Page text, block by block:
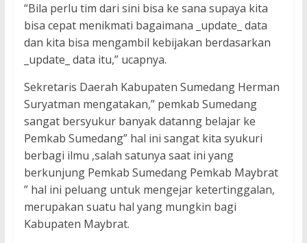
“Bila perlu tim dari sini bisa ke sana supaya kita
bisa cepat menikmati bagaimana _update_ data
dan kita bisa mengambil kebijakan berdasarkan
_update_ data itu,” ucapnya.
Sekretaris Daerah Kabupaten Sumedang Herman
Suryatman mengatakan,” pemkab Sumedang
sangat bersyukur banyak datanng belajar ke
Pemkab Sumedang” hal ini sangat kita syukuri
berbagi ilmu ,salah satunya saat ini yang
berkunjung Pemkab Sumedang Pemkab Maybrat
” hal ini peluang untuk mengejar ketertinggalan,
merupakan suatu hal yang mungkin bagi
Kabupaten Maybrat.